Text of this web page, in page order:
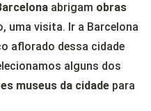
abrigam obras
uma visita. Ir a Barcelona
aflorado dessa cidade
alguns dos
museus da cidade para